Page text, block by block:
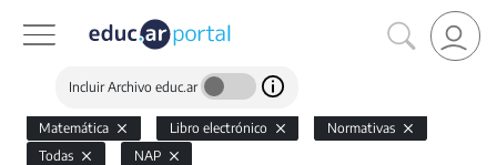
Incluir Archivo educ.ar
Matemática Libro electrónico
Normativas
Todas
NAP